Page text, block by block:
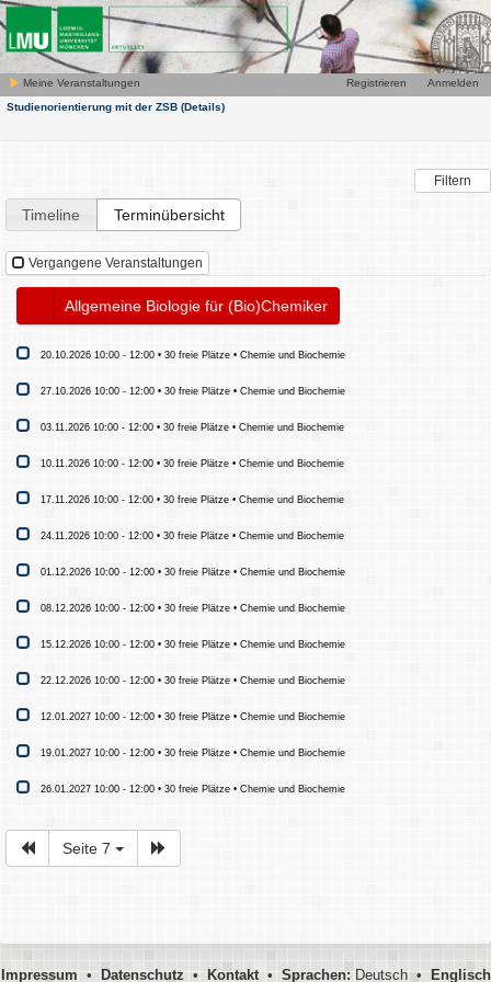
Meine Veranstaltungen Anmelden
Registrieren
Studienorientierung mit der ZSB (Details)
Filtern
Timeline Terminübersicht
Vergangene Veranstaltungen
Allgemeine Biologie für (Bio)Chemiker
20.10.2026 10:00 - 12:00 • 30 freie Plätze • Chemie und Biochemie
27.10.2026 10:00 - 12:00 • 30 freie Plätze • Chemie und Biochemie
03.11.2026 10:00 - 12:00 • 30 freie Plätze • Chemie und Biochemie
10.11.2026 10:00 - 12:00 • 30 freie Plätze • Chemie und Biochemie
17.11.2026 10:00 - 12:00 • 30 freie Plätze • Chemie und Biochemie
24.11.2026 10:00 - 12:00 • 30 freie Plätze • Chemie und Biochemie
01.12.2026 10:00 - 12:00 • 30 freie Plätze • Chemie und Biochemie
08.12.2026 10:00 - 12:00 • 30 freie Plätze • Chemie und Biochemie
15.12.2026 10:00 - 12:00 • 30 freie Plätze • Chemie und Biochemie
22.12.2026 10:00 - 12:00 • 30 freie Plätze • Chemie und Biochemie
12.01.2027 10:00 - 12:00 • 30 freie Plätze • Chemie und Biochemie
19.01.2027 10:00 - 12:00 • 30 freie Plätze • Chemie und Biochemie
26.01.2027 10:00 - 12:00 • 30 freie Plätze • Chemie und Biochemie
Seite 7
Impressum • Datenschutz • Kontakt• Sprachen:Deutsch • Englisch